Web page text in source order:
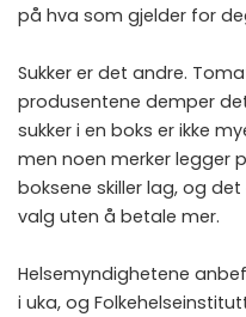
på hva som gjelder for
Sukker er det andre.
produsentene demper
sukker i en boks er ikke
men noen merker legger
boksene skiller lag, og
valg uten å betale mer.
Helsemyndighetene
i uka, og